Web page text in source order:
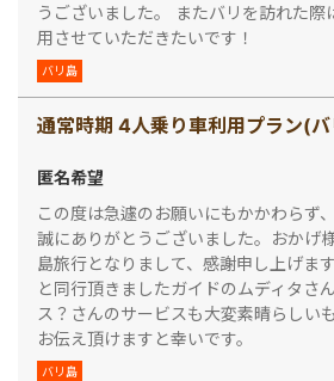
うございました。 またバリを訪れた際
用させていただきたいです！
バリ島
匿名希望
この度は急遽のお願いにもかかわらず
誠にありがとうございました。おかげ
島旅行となりまして、感謝申し上げま
と同行頂きましたガイドのムディタさ
ス？さんのサービスも大変素晴らしい
お伝え頂けますと幸いです。
バリ島